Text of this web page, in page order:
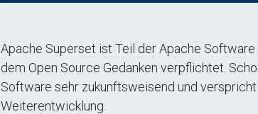
Apache Superset ist Teil der Apache Software
dem Open Source Gedanken verpflichtet.
Software sehr zukunftsweisend und
Weiterentwicklung.